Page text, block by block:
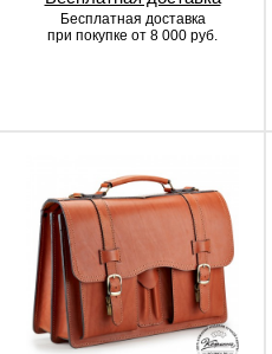
Бесплатная доставка
при покупке от 8 000 руб.